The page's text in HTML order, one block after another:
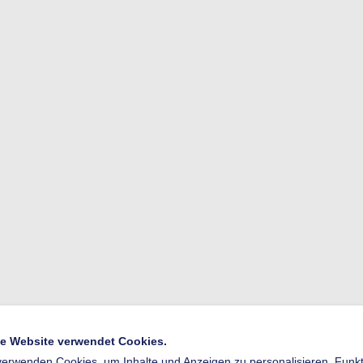
Website verwendet Cookies.